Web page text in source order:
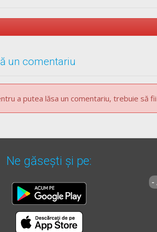
un comentariu
a putea lăsa un comentariu, trebuie să
Ne găsești și pe:
-